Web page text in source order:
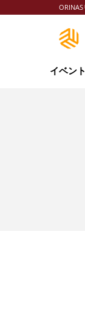
イベン